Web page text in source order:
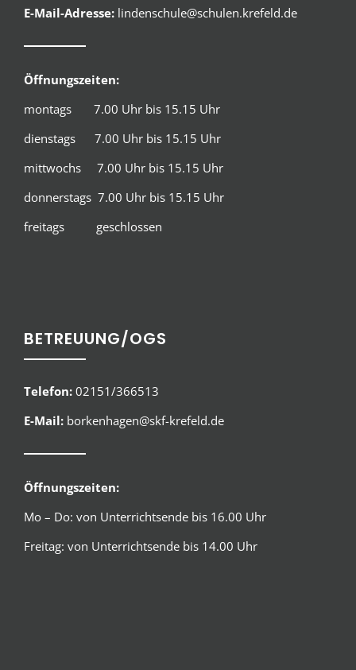
E-Mail-Adresse: lindenschule@schulen.krefeld.de
Öffnungszeiten:
montags 7.00 Uhr bis 15.15 Uhr
dienstags 7.00 Uhr bis 15.15 Uhr
mittwochs 7.00 Uhr bis 15.15 Uhr
donnerstags 7.00 Uhr bis 15.15 Uhr
freitags geschlossen
BETREUUNG/OGS
Telefon: 02151/366513
E-Mail: borkenhagen@skf-krefeld.de
Öffnungszeiten:
Mo – Do: von Unterrichtsende bis 16.00 Uhr
Freitag: von Unterrichtsende bis 14.00 Uhr